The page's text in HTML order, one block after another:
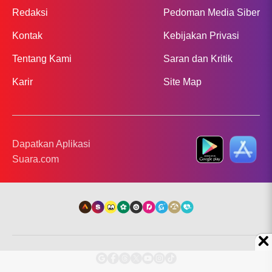
Redaksi
Kontak
Tentang Kami
Karir
Pedoman Media Siber
Kebijakan Privasi
Saran dan Kritik
Site Map
Dapatkan Aplikasi
Suara.com